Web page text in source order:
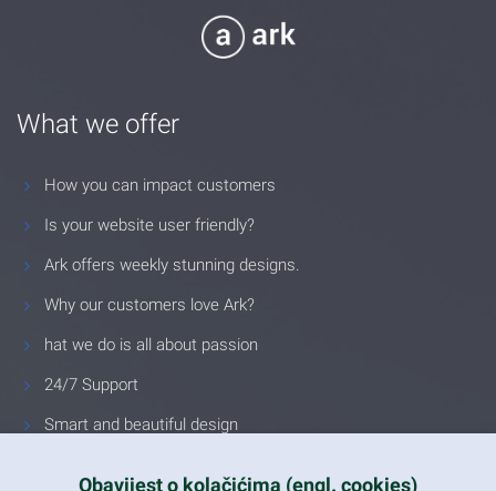
What we offer
How you can impact customers
Is your website user friendly?
Ark offers weekly stunning designs.
Why our customers love Ark?
hat we do is all about passion
24/7 Support
Smart and beautiful design
Obavijest o kolačićima (engl. cookies)